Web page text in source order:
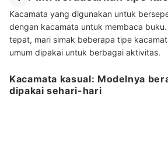
Kacamata yang digunakan untuk
dengan kacamata untuk membaca
tepat, mari simak beberapa tipe
umum dipakai untuk berbagai aktivitas.
Kacamata kasual: Modelnya
dipakai sehari-hari